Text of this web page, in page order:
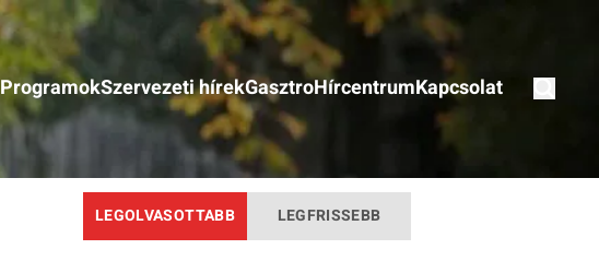
ProgramokSzervezeti hírekGasztroHírcentrumKapcsolat
LEGOLVASOTTABB LEGFRISSEBB